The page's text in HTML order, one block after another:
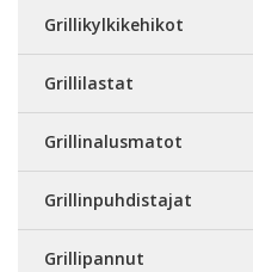
Grillikylkikehikot
Grillilastat
Grillinalusmatot
Grillinpuhdistajat
Grillipannut